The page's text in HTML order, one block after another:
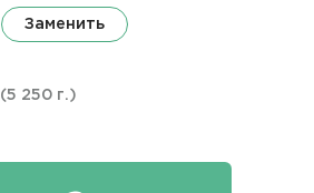
Заменить
(5 250 г.)